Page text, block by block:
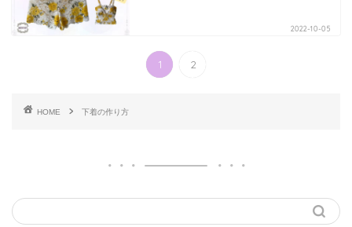
2022-10-05
1 2
HOME 下着の作り方